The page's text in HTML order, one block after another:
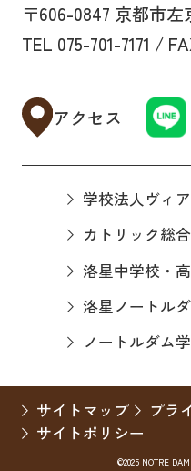
〒606-0847 京都市
TEL 075-701-7171 /
アクセス
学校法人ヴィ
カトリック総
洛星中学校・
洛星ノートル
ノートルダム
サイトマップ
プラ
サイトポリシー
©2025 NOTRE